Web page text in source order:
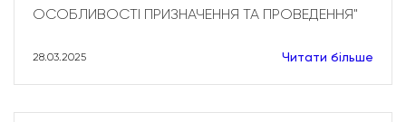
ОСОБЛИВОСТІ ПРИЗНАЧЕННЯ ТА ПРОВЕДЕННЯ"
28.03.2025 Читати більше